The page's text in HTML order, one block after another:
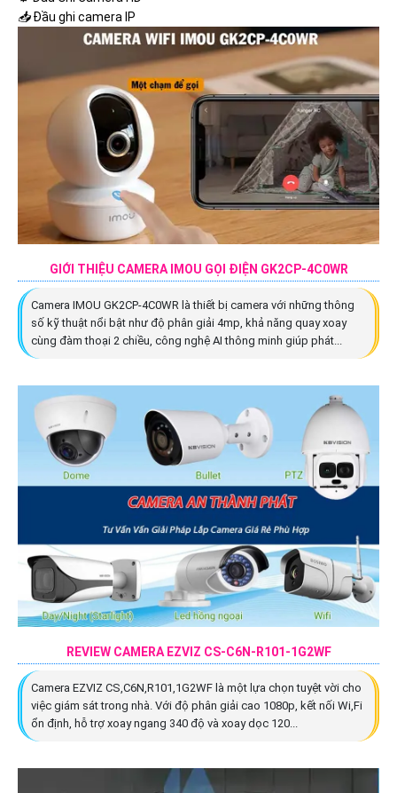
📥Đầu ghi camera IP
GIỚI THIỆU CAMERA IMOU GỌI ĐIỆN GK2CP-4C0WR
Camera IMOU GK2CP-4C0WR là thiết bị camera với những thông
số kỹ thuật nổi bật như độ phân giải 4mp, khả năng quay xoay
cùng đàm thoại 2 chiều, công nghệ AI thông minh giúp phát...
REVIEW CAMERA EZVIZ CS-C6N-R101-1G2WF
Camera EZVIZ CS,C6N,R101,1G2WF là một lựa chọn tuyệt vời cho
việc giám sát trong nhà. Với độ phân giải cao 1080p, kết nối Wi,Fi
ổn định, hỗ trợ xoay ngang 340 độ và xoay dọc 120...